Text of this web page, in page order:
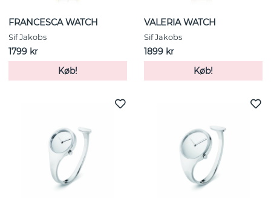
FRANCESCA WATCH
Sif Jakobs
1799 kr
Køb!
VALERIA WATCH
Sif Jakobs
1899 kr
Køb!